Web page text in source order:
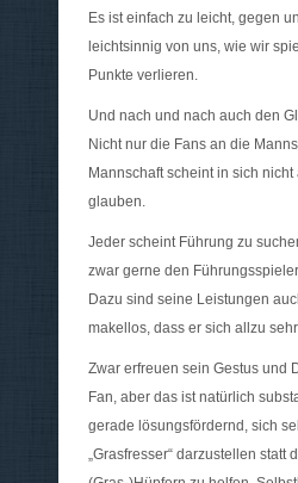
Es ist einfach zu leicht, gegen
leichtsinnig von uns, wie wir
Punkte verlieren.
Und nach und nach auch den
Nicht nur die Fans an die
Mannschaft scheint in sich nicht
glauben.
Jeder scheint Führung zu
zwar gerne den
Dazu sind seine Leistungen
makellos, dass er sich allzu
Zwar erfreuen sein Gestus und
Fan, aber das ist natürlich
gerade lösungsfördernd, sich
„Grasfresser“ darzustellen statt